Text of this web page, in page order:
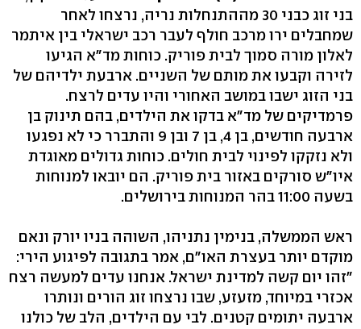
בני זוג כבני 30 מההתנחלות נריה, נרצחו לאחר
שמחבלים ירו מרכב חולף לעבר רכב ישראלי בין איתמר
לאלון מורה סמוך לבית פוריק. כוחות מד"א הגיעו
לזירה וקבעו את מותם של השניים. ארבעת ילדיהם של
בני הזוג ישבו במושב האחורי והיו עדים לרצח.
פרמדיקים של מד"א בדקו את הילדים, בהם תינוק בן
ארבעה חודשים, בן 4, בן 7 ובן 9 והתברר כי לא נפגעו
ולא נזקקו לפינוי לבית חולים. כוחות גדולים מאוגדת
איו"ש סורקים באזור בית פוריק. הם יובאו למנוחות
בשעה 11:00 בהר המנוחות בירושלים.
ראש הממשלה, בנימין נתניהו, השוהה בניו יורק ונאם
מוקדם יותר בעצרת האו"ם, אמר בתגובה לפיגוע הירי:
"זהו יום קשה למדינת ישראל. אנחנו עדים למעשה רצח
אכזרי במיוחד, מזעזע, שבו נרצחו זוג הורים ונותרו
ארבעה יתומים קטנים. לבי עם הילדים, הלב של כולנו